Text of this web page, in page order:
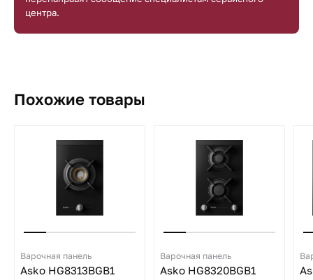
центра.
Похожие товары
Варочная панель
Asko HG8313BGB1
Варочная панель
Asko HG8320BGB1